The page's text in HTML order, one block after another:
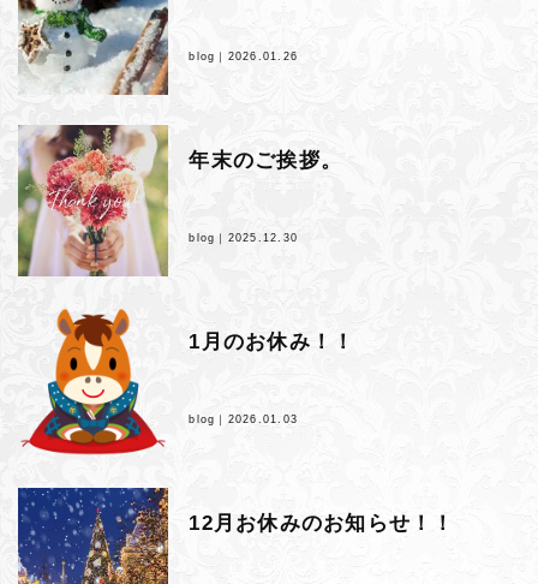
blog｜ 2026.01.26
年末のご挨拶。
blog｜ 2025.12.30
1月のお休み！！
blog｜ 2026.01.03
12月お休みのお知らせ！！